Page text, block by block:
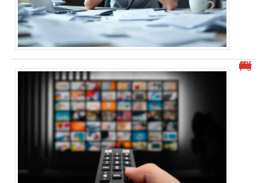
Découvrez malgrim.com et ses différents aspects